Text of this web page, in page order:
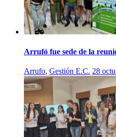
Arrufó fue sede de la
Arrufo, Gestión E.C. 28